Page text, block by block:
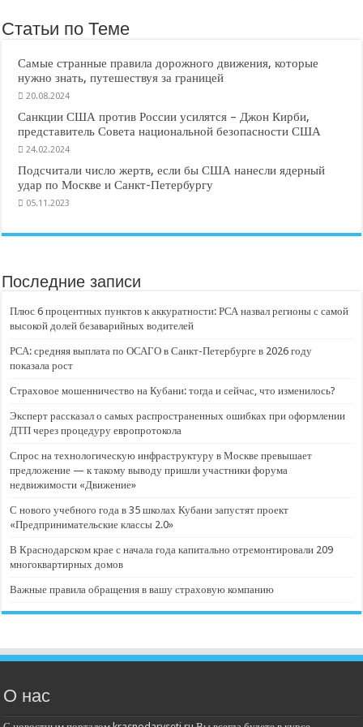
Статьи по Теме
Самые странные правила дорожного движения, которые
нужно знать, путешествуя за границей
20.08.2024
Санкции США против России усилятся – Джон Кирби,
представитель Совета национальной безопасности США
24.02.2024
Подсчитали число жертв, если бы США нанесли ядерный
удар по Москве и Санкт-Петербургу
05.11.2023
Последние записи
Плюс 6 процентных пунктов к аккуратности: РСА назвал регионы с самой
высокой долей безаварийных водителей
РСА: средняя выплата по ОСАГО в Санкт-Петербурге в 2026 году
показала рост
Страховое мошенничество на Кубани: тогда и сейчас, что изменилось?
Эксперт рассказал о самых распространенных ошибках при оформлении
ДТП через процедуру европротокола
Спрос на технологическую инфраструктуру в Москве превышает
предложение — к такому выводу пришли участники форума
недвижимости «Движение»
С нового учебного года в 35 школах Кубани запустят проект
«Предпринимательские классы 2.0»
В Краснодарском крае с начала года капитально отремонтировали 209
многоквартирных домов
Важные правила обращения в вашу страховую компанию
О нас